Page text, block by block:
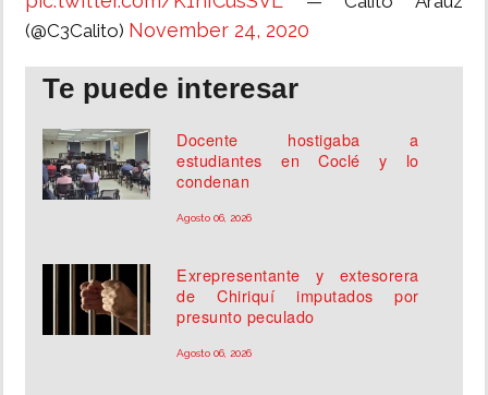
(@C3Calito) November 24, 2020
Te puede interesar
Docente hostigaba a
estudiantes en Coclé y lo
condenan
Agosto 06, 2026
Exrepresentante y extesorera
de Chiriquí imputados por
presunto peculado
Agosto 06, 2026